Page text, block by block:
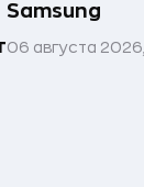
Samsung
06 августа